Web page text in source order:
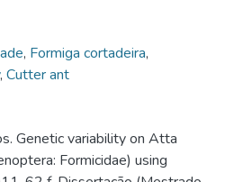
, Formiga cortadeira,
, Cutter ant
Genetic variability on Atta
Formicidae) using